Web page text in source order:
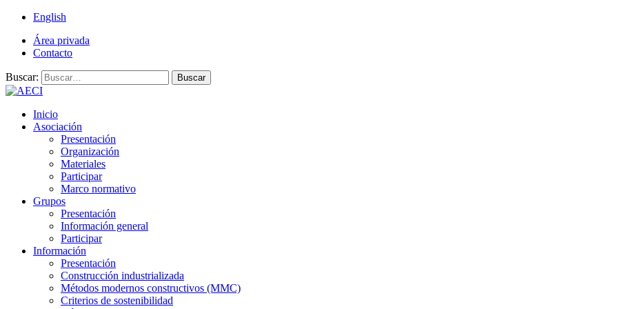
English
Área privada
Contacto
Buscar: Buscar
Inicio
Asociación
Presentación
Organización
Materiales
Participar
Marco normativo
Grupos
Presentación
Información general
Participar
Información
Presentación
Construcción industrializada
Métodos modernos constructivos (MMC)
Criterios de sostenibilidad